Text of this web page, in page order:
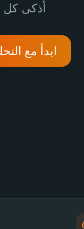
أذكى كل
ابدأ مع